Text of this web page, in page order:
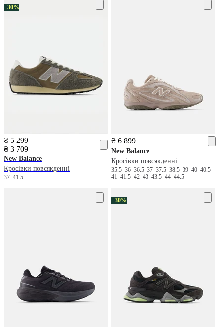
−30%
₴ 5 299
₴ 3 709
New Balance
Кросівки повсякденні
37 41.5
₴ 6 899
New Balance
Кросівки повсякденні
35.53636.53737.538.5394040.5
4141.5424343.54444.5
−30%